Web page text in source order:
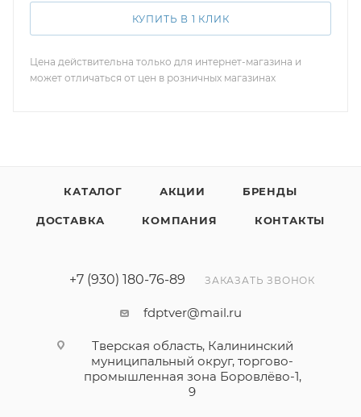
КУПИТЬ В 1 КЛИК
Цена действительна только для интернет-магазина и
может отличаться от цен в розничных магазинах
КАТАЛОГ АКЦИИ БРЕНДЫ
ДОСТАВКА КОМПАНИЯ КОНТАКТЫ
+7 (930) 180-76-89 ЗАКАЗАТЬ ЗВОНОК
fdptver@mail.ru
Тверская область, Калининский
муниципальный округ, торгово-
промышленная зона Боровлёво-1,
9